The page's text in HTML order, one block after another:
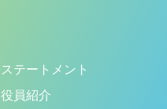
ステートメント
役員紹介